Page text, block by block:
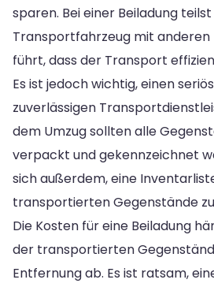
sparen. Bei einer Beiladung
Transportfahrzeug mit anderen
führt, dass der Transport
Es ist jedoch wichtig, einen
zuverlässigen
dem Umzug sollten alle
verpackt und gekennzeichnet
sich außerdem, eine
transportierten Gegenstände
Die Kosten für eine Beiladung
der transportierten
Entfernung ab. Es ist ratsam,